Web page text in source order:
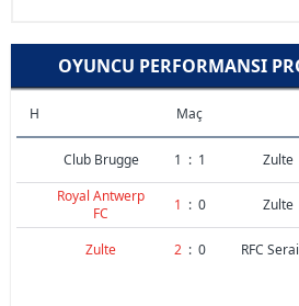
OYUNCU PERFORMANSI
H Maç
Club Brugge 1 : 1 Zulte
Royal Antwerp
FC
1 : 0 Zulte
Zulte 2 : 0 RFC